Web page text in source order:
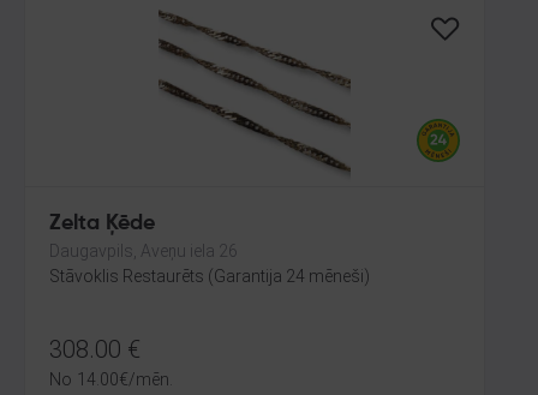
Zelta Ķēde
Daugavpils, Aveņu iela 26
Stāvoklis Restaurēts (Garantija 24 mēneši)
308.00 €
No 14.00€/mēn.